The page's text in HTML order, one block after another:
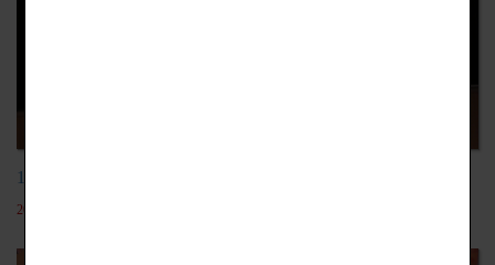
102學年日本動漫團
2019-12-18